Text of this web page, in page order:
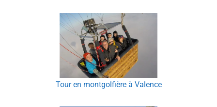
Tour en montgolfière à Valence